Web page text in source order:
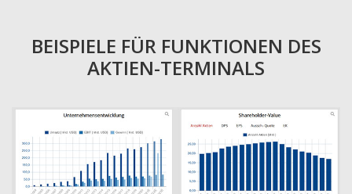
BEISPIELE FÜR FUNKTIONEN DES
AKTIEN-TERMINALS